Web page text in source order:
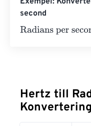
second
Radians per second
Hertz till